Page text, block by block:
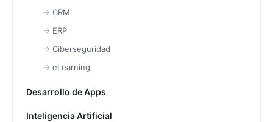
CRM
ERP
Ciberseguridad
eLearning
Desarrollo de Apps
Inteligencia Artificial